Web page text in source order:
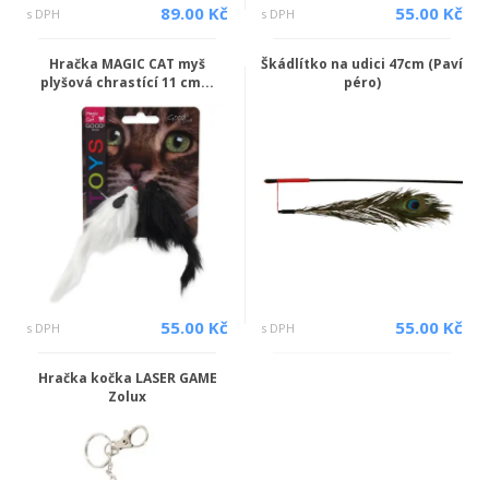
s DPH 89.00 Kč s DPH 55.00 Kč
Hračka MAGIC CAT myš
plyšová chrastící 11 cm...
s DPH 55.00 Kč
Škádlítko na udici 47cm (Paví
péro)
s DPH 55.00 Kč
Hračka kočka LASER GAME
Zolux